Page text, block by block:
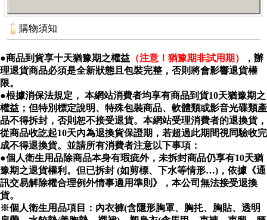
購物須知
●商品到貨享十天猶豫期之權益 （注意！猶豫期非試用期）
，辦
理退貨商品必須是全新狀態且包裝完整，否則將會影響退貨權
限。
●根據消保法規定， 本網站消費者均享有商品到貨10天猶豫期之
權益；但特別標定說明、特殊包裝商品、軟體類或影音光碟類產
品不得拆封，否則恕不接受退貨。本網站受理消費者的退換貨，
從商品收訖起10天內為退換貨保證期，若超過此期間視同驗收完
成不得退換貨。並請所有消費者注意以下事項：
●個人衛生用品除商品本身有瑕疵外，未拆封商品仍享有10天猶
豫期之退貨權利。但已拆封 (如剪標、下水等情形…)，依據《通
訊交易解除權合理例外情事適用準則》，本公司無法接受退換
貨。
※個人衛生用品項目：內衣褲(含隱形胸罩、胸扥、胸貼、透明